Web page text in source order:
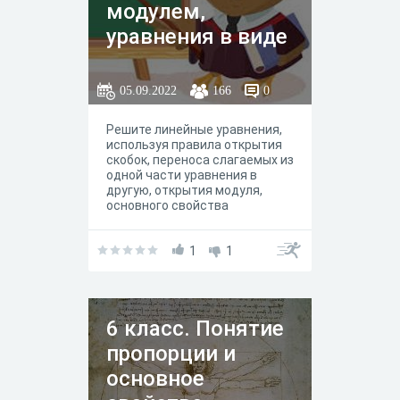
качества : самостоятельность
в достижении цели,
возрастает самооценка и
интерес к математике.
модулем,
уравнения в виде
пропорции.
05.09.2022 166 0
Решите линейные уравнения,
используя правила открытия
скобок, переноса слагаемых из
одной части уравнения в
другую, открытия модуля,
основного свойства
дробей, сложения
1 1
6 класс. Понятие
пропорции и
основное